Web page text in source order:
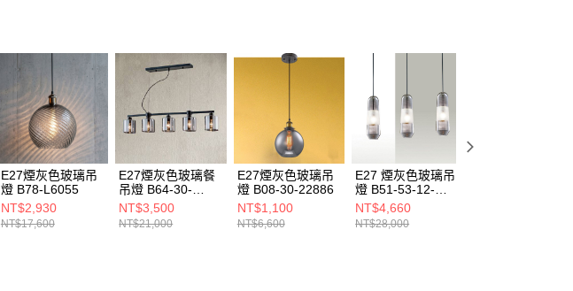
求債權轉讓予恩沛科技股份有限公司。
２．關於個人資料處理事宜，請瀏覽以下網址：
https://aftee.tw/terms/#terms3
３．未成年的使用者請事先徵得法定代理人或監護人之同意方可使用
「AFTEE先享後付」，若未經同意申辦者引起之損失，本公司不負相關責
４．使用「AFTEE先享後付」時，將依據個別帳號之用戶狀況，依本公司
即時審查核予不同之上限額度；若仍有額度不足之情形，本公司將視審查
結果請求用戶進行身份認證。
５．嚴禁一人註冊多個帳號或使用他人資訊註冊。若發現惡意使用之情
形，恩沛科技股份有限公司將有權停止該用戶之使用額度並採取法律行
E27煙灰色玻璃吊
燈 B78-L6055
NT$2,930
NT$17,600
E27煙灰色玻璃餐
吊燈 B64-30-
21023
NT$3,500
NT$21,000
E27煙灰色玻璃吊
燈 B08-30-22886
NT$1,100
NT$6,600
E27 煙灰色玻璃吊
燈 B51-53-12-
3241
NT$4,660
NT$28,000